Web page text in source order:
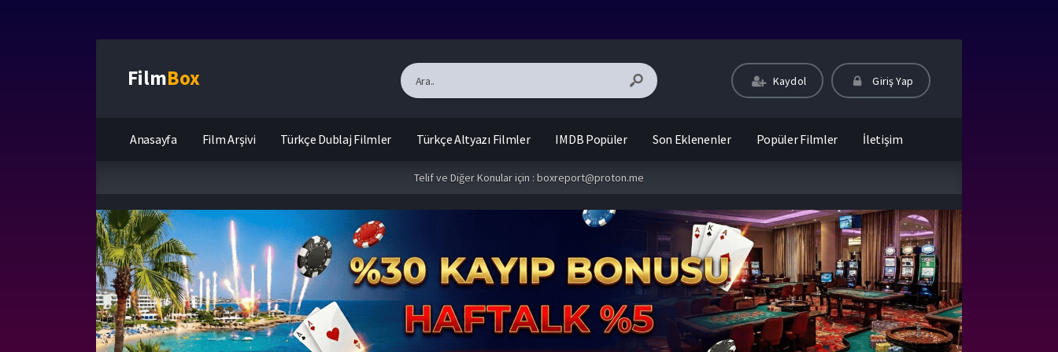
FilmBox Kaydol Giriş Yap
Anasayfa Film Arşivi Türkçe Dublaj Filmler Türkçe Altyazı Filmler IMDB Popüler Son Eklenenler Popüler Filmler İletişim
Telif ve Diğer Konular için : boxreport@proton.me